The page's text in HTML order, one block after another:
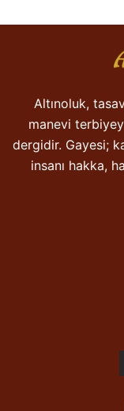
Altınoluk,
manevi
dergidir. Gayesi;
insanı hakka,